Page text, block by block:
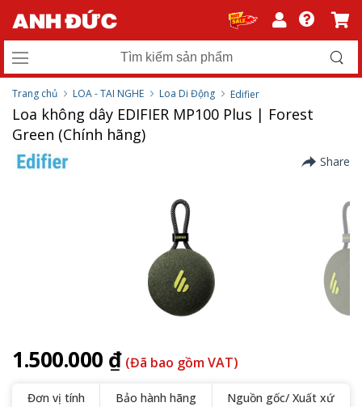
Trang chủ LOA - TAI NGHE Loa Di Động Edifier
Loa không dây EDIFIER MP100 Plus | Forest
Green (Chính hãng)
Share
1.500.000 ₫ (Đã bao gồm VAT)
Đơn vị tính
Bảo hành hãng
Nguồn gốc/ Xuất xứ